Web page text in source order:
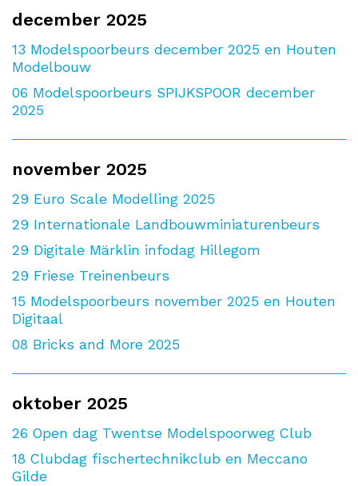
december 2025
13 Modelspoorbeurs december 2025 en Houten
Modelbouw
06 Modelspoorbeurs SPIJKSPOOR december
2025
november 2025
29 Euro Scale Modelling 2025
29 Internationale Landbouwminiaturenbeurs
29 Digitale Märklin infodag Hillegom
29 Friese Treinenbeurs
15 Modelspoorbeurs november 2025 en Houten
Digitaal
08 Bricks and More 2025
oktober 2025
26 Open dag Twentse Modelspoorweg Club
18 Clubdag fischertechnikclub en Meccano
Gilde